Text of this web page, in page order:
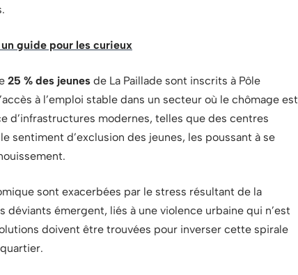
guide pour les curieux
25 % des jeunes de La Paillade sont inscrits à Pôle
à l’emploi stable dans un secteur où le chômage est
d’infrastructures modernes, telles que des centres
sentiment d’exclusion des jeunes, les poussant à se
sont exacerbées par le stress résultant de la
émergent, liés à une violence urbaine qui n’est
doivent être trouvées pour inverser cette spirale